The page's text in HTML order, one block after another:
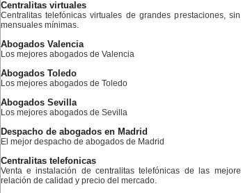
Centralitas virtuales
Centralitas telefónicas virtuales de grandes prestaciones,
mensuales mínimas.
Abogados Valencia
Los mejores abogados de Valencia
Abogados Toledo
Los mejores abogados de Toledo
Abogados Sevilla
Los mejores abogados de Sevilla
Despacho de abogados en Madrid
El mejor despacho de abogados de Madrid
Centralitas telefonicas
Venta e instalación de centralitas telefónicas de las
relación de calidad y precio del mercado.